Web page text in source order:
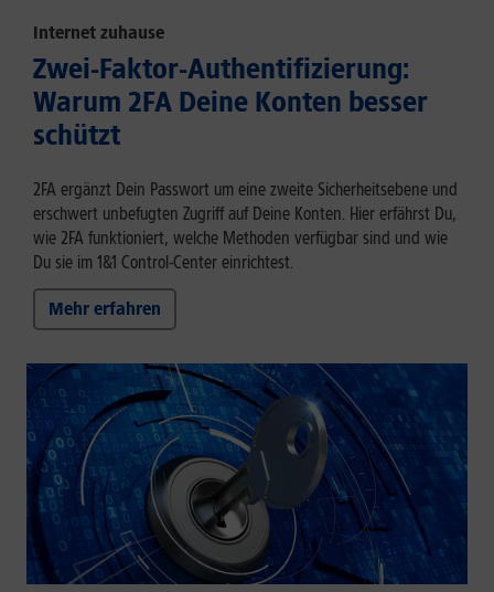
Internet zuhause
Zwei-Faktor-Authentifizierung:
Warum 2FA Deine Konten besser
schützt
2FA ergänzt Dein Passwort um eine zweite Sicherheitsebene und
erschwert unbefugten Zugriff auf Deine Konten. Hier erfährst Du,
wie 2FA funktioniert, welche Methoden verfügbar sind und wie
Du sie im 1&1 Control-Center einrichtest.
Mehr erfahren